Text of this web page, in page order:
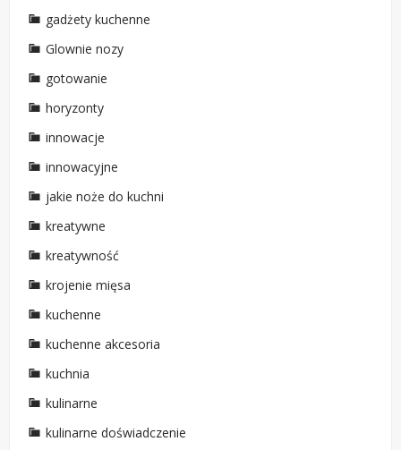
gadżety kuchenne
Glownie nozy
gotowanie
horyzonty
innowacje
innowacyjne
jakie noże do kuchni
kreatywne
kreatywność
krojenie mięsa
kuchenne
kuchenne akcesoria
kuchnia
kulinarne
kulinarne doświadczenie